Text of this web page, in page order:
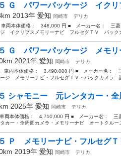
Ｇ パワーパッケージ イクリ
2013年 愛知 岡崎市
デリカ
両本体価格： 348,000 円 ■ メーカー名： 三
イクリプスメモリーナビ フルセグＴＶ バック
Ｇ パワーパッケージ メモリ
2021年 愛知 岡崎市
デリカ
車両本体価格： 3,490,000 円 ■ メーカー名：
ジ メモリーナビ・フルセグＴＶ・バックカメラ
シャモニー 元レンタカー・全
2025年 愛知 岡崎市
デリカ
両本体価格： 4,710,000 円 ■ メーカー名： 三
ー・全周囲カメラ・メモリーナビ オートクルー
Ｐ メモリーナビ・フルセグＴ
2019年 愛知 岡崎市
デリカ